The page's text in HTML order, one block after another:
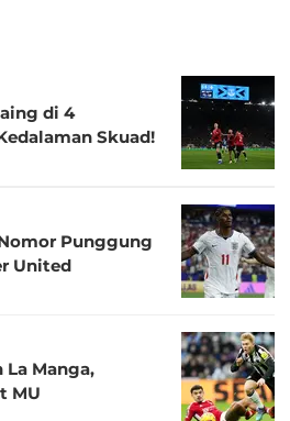
di 4
Skuad!
Punggung
United
Manga,
MU